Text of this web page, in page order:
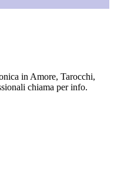
in Amore, Tarocchi,
chiama per info.